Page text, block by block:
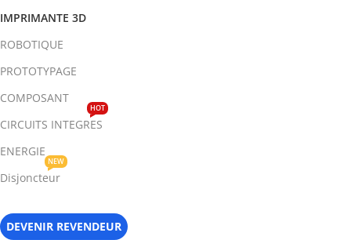
IMPRIMANTE 3D
ROBOTIQUE
PROTOTYPAGE
COMPOSANT
CIRCUITS INTEGRES
HOT
ENERGIE
Disjoncteur
NEW
DEVENIR REVENDEUR